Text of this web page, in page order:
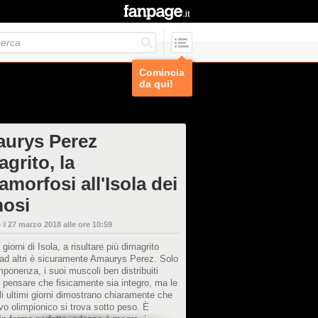
Comincia
da qui!
Perez
la
all'Isola dei
il 27 marzo 2018 alle ore 10:59
giorni di Isola, a risultare più dimagrito
altri è sicuramente Amaurys Perez. Solo
i suoi muscoli ben distribuiti
pensare che fisicamente sia integro, ma le
ultimi giorni dimostrano chiaramente che
olimpionico si trova sotto peso. È